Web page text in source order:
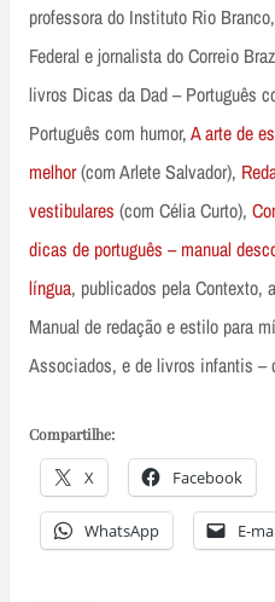
professora do Instituto Rio
Federal e jornalista do Correio
livros Dicas da Dad – Português
Português com humor,A arte de
melhor(com Arlete Salvador),
vestibulares (com Célia Curto),
dicas de português – manual
língua, publicados pela Contexto,
Manual de redação e estilo para
Associados, e de livros infantis –
Compartilhe:
X Facebook
WhatsApp E-